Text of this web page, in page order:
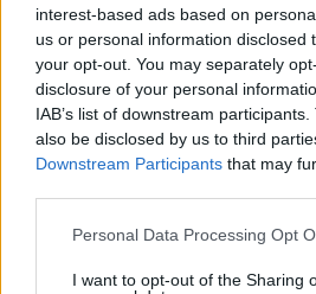
interest-based ads based on
us or personal information disclosed
your opt-out. You may separately
disclosure of your personal
IAB’s list of downstream
also be disclosed by us to third
Downstream Participants that may
Please note that this website/app
not limited to your visit or usage
Personal Data Processing Opt
I want to opt-out of the Sharing